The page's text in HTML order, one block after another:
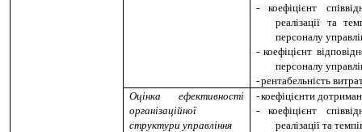
-
коефіцієнт
реалізації та
персоналу
- коефіцієнт
персоналу
-рентабельність
Оцінка ефективності
організаційної
структури управління
-коефіцієнти
-
коефіцієнт
реалізації та